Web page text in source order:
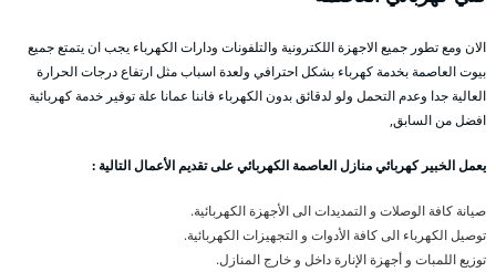
الان ومع تطور جميع الاجهزة اللكترونية والتلفونات ودارات الكهرباء يجب ان يتمتع جميع
بيوت العاصمة بخدمة كهرباء بشكل احترافي ولعدة اسباب مثل ارتفاع درجات الحرارة
العالية جدا وعدم التحمل ولو لدقائق بدون الكهرباء فاننا عمانا علة توفير خدمة كهربائية
افضل من السابق,
يعمل الخبير كهربائي منازل العاصمة الكهربائي على تقديم الأعمال التالية :
صيانة كافة الوصلات و التمديدات الى الأجهزة الكهربائية.
توصيل الكهرباء الى كافة الأدوات و التجهيزات الكهربائية.
توزيع اللمبات و أجهزة الإنارة داخل و خارج المنازل.